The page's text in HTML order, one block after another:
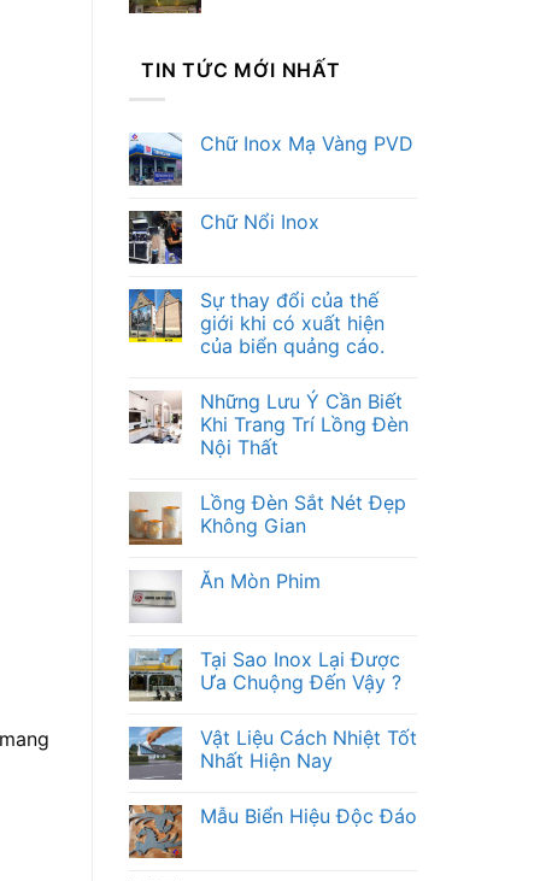
TIN TỨC MỚI NHẤT
Chữ Inox Mạ Vàng PVD
Chữ Nổi Inox
Sự thay đổi của thế
giới khi có xuất hiện
của biển quảng cáo.
Những Lưu Ý Cần Biết
Khi Trang Trí Lồng Đèn
Nội Thất
Lồng Đèn Sắt Nét Đẹp
Không Gian
Ăn Mòn Phim
Tại Sao Inox Lại Được
Ưa Chuộng Đến Vậy ?
Vật Liệu Cách Nhiệt Tốt
Nhất Hiện Nay
Mẫu Biển Hiệu Độc Đáo